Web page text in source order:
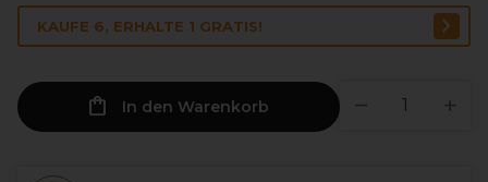
KAUFE 6, ERHALTE 1 GRATIS!
In den Warenkorb